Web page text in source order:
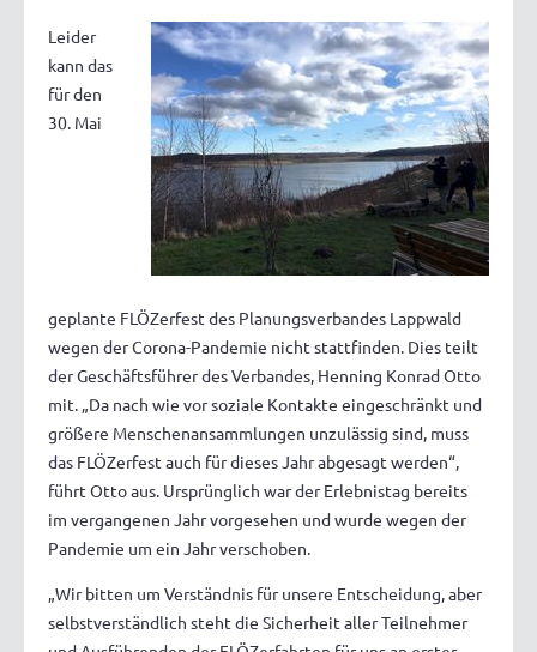
Leider
kann das
für den
30. Mai
geplante FLÖZerfest des Planungsverbandes Lappwald
wegen der Corona-Pandemie nicht stattfinden. Dies teilt
der Geschäftsführer des Verbandes, Henning Konrad Otto
mit. „Da nach wie vor soziale Kontakte eingeschränkt und
größere Menschenansammlungen unzulässig sind, muss
das FLÖZerfest auch für dieses Jahr abgesagt werden“,
führt Otto aus. Ursprünglich war der Erlebnistag bereits
im vergangenen Jahr vorgesehen und wurde wegen der
Pandemie um ein Jahr verschoben.
„Wir bitten um Verständnis für unsere Entscheidung, aber
selbstverständlich steht die Sicherheit aller Teilnehmer